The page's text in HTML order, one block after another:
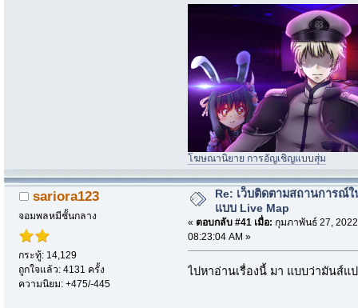
โฆษณานิยาย การอัญเชิญแบบสุ่ม
sariora123
จอมพลหมีชั้นกลาง
กระทู้: 14,129
ถูกใจแล้ว: 4131 ครั้ง
ความนิยม: +475/-445
Re: เว็บติดตามสถานการณ์ใ
แบบ Live Map
« ตอบกลับ #41 เมื่อ: กุมภาพันธ์ 27,
08:23:04 AM »
ไปหาอ่านเรื่องนี้ มา แบบว่ามันส์แ